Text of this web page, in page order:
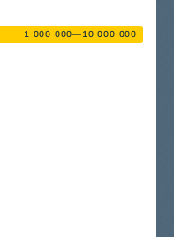
1 000 000—10 000 000